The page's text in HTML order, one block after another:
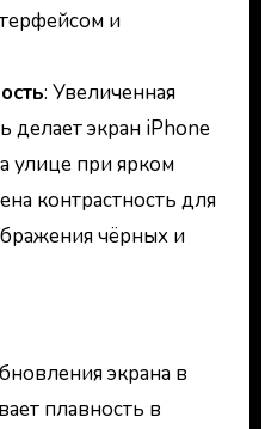
и
: Увеличенная
делает экран iPhone
улице при ярком
контрастность для
чёрных и
экрана в
плавность в